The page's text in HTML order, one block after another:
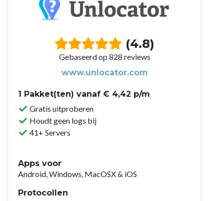
(4.8)
Gebaseerd op 828 reviews
www.unlocator.com
1 Pakket(ten) vanaf € 4,42 p/m
Gratis uitproberen
Houdt geen logs bij
41+ Servers
Apps voor
Android, Windows, MacOSX & iOS
Protocollen